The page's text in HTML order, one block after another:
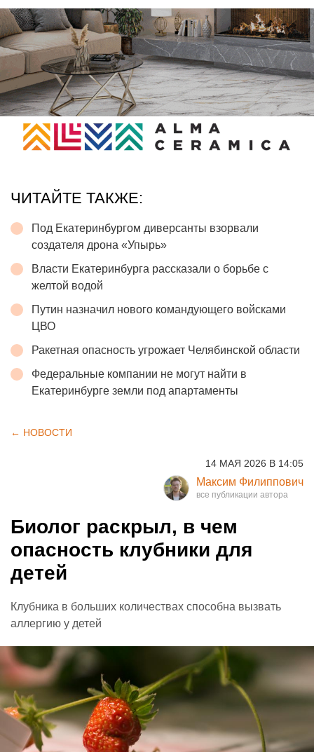
ЧИТАЙТЕ ТАКЖЕ:
Под Екатеринбургом диверсанты взорвали
создателя дрона «Упырь»
Власти Екатеринбурга рассказали о борьбе с
желтой водой
Путин назначил нового командующего войсками
ЦВО
Ракетная опасность угрожает Челябинской области
Федеральные компании не могут найти в
Екатеринбурге земли под апартаменты
← НОВОСТИ
14 МАЯ 2026 В 14:05
Максим Филиппович
Биолог раскрыл, в чем
опасность клубники для
детей
Клубника в больших количествах способна вызвать
аллергию у детей